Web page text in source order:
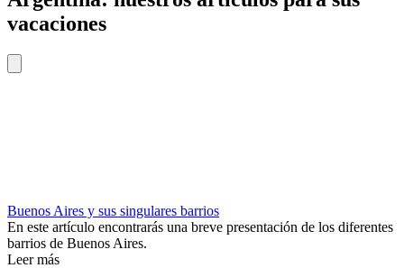
vacaciones
Buenos Aires y sus singulares barrios
En este artículo encontrarás una breve presentación de los diferentes
barrios de Buenos Aires.
Leer más